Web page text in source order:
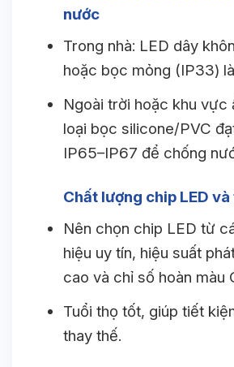
nước
Trong nhà: LED dây
hoặc bọc mỏng (IP33)
Ngoài trời hoặc khu vực
loại bọc silicone/PVC
IP65–IP67 để chống
Chất lượng chip LED
Nên chọn chip LED từ
hiệu uy tín, hiệu suất
cao và chỉ số hoàn màu
Tuổi thọ tốt, giúp tiết
thay thế.